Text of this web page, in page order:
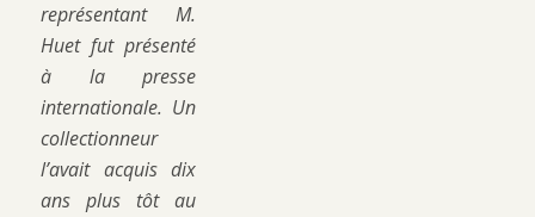
représentant M.
Huet fut présenté
à la presse
internationale. Un
collectionneur
l’avait acquis dix
ans plus tôt au